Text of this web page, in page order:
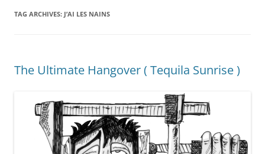
TAG ARCHIVES: J’AI LES NAINS
The Ultimate Hangover ( Tequila Sunrise )